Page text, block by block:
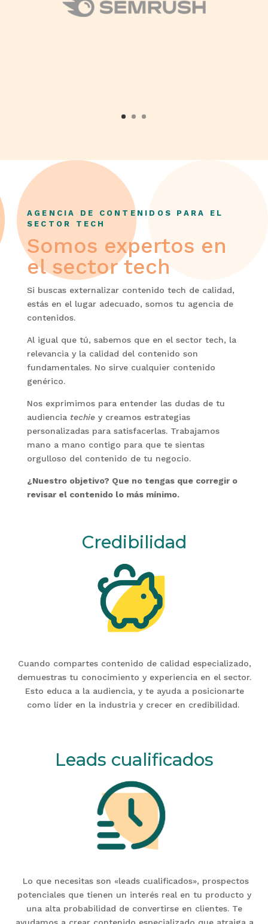
AGENCIA DE CONTENIDOS PARA EL
SECTOR TECH
Somos expertos en
el sector tech
Si buscas externalizar contenido tech de calidad,
estás en el lugar adecuado, somos tu agencia de
contenidos.
Al igual que tú, sabemos que en el sector tech, la
relevancia y la calidad del contenido son
fundamentales. No sirve cualquier contenido
genérico.
Nos exprimimos para entender las dudas de tu
audiencia techiey creamos estrategias
personalizadas para satisfacerlas. Trabajamos
mano a mano contigo para que te sientas
orgulloso del contenido de tu negocio.
¿Nuestro objetivo? Que no tengas que corregir o
revisar el contenido lo más mínimo.
Credibilidad
Cuando compartes contenido de calidad especializado,
demuestras tu conocimiento y experiencia en el sector.
Esto educa a la audiencia, y te ayuda a posicionarte
como líder en la industria y crecer en credibilidad.
Leads cualificados
Lo que necesitas son «leads cualificados», prospectos
potenciales que tienen un interés real en tu producto y
una alta probabilidad de convertirse en clientes. Te